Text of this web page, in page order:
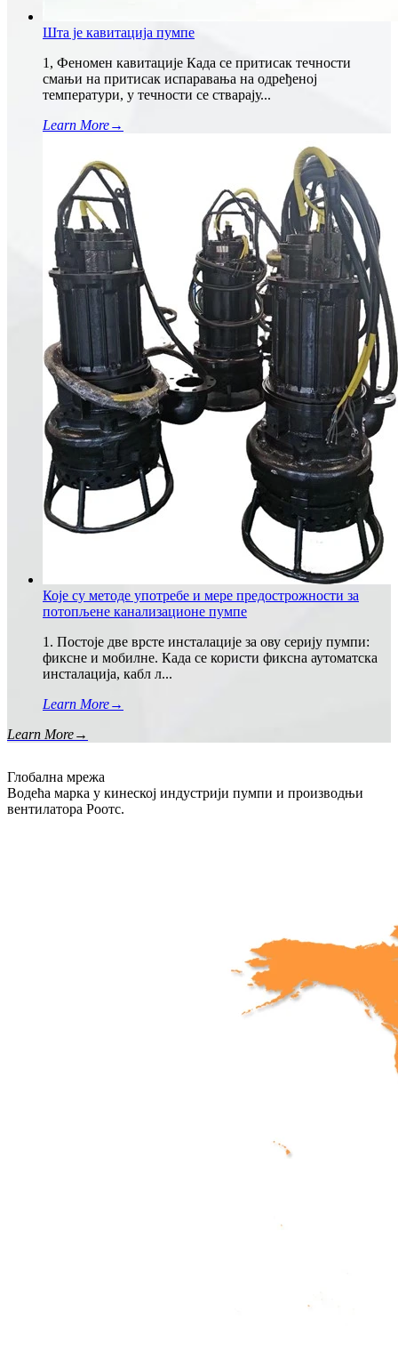
Шта је кавитација пумпе
1, Феномен кавитације Када се притисак течности
смањи на притисак испаравања на одређеној
температури, у течности се стварају...
Learn More→
Које су методе употребе и мере предострожности за
потопљене канализационе пумпе
1. Постоје две врсте инсталације за ову серију пумпи:
фиксне и мобилне. Када се користи фиксна аутоматска
инсталација, кабл л...
Learn More→
Learn More→
Глобална мрежа
Водећа марка у кинеској индустрији пумпи и производњи
вентилатора Роотс.